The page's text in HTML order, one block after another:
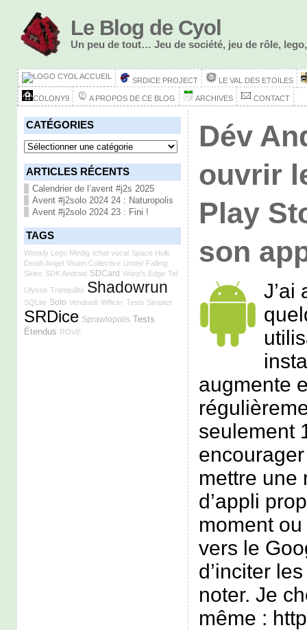
Le Blog de Cyol
Un peu de tout… Jeu de société, jeu de rôle,
ACCUEIL SRDICE PROJECT LE VAL DES ETOILES
COLONY9 A PROPOS DE CE BLOG ARCHIVES CONTACT
CATÉGORIES
Catégories
ARTICLES RÉCENTS
Calendrier de l’avent #j2s 2025
Avent #j2solo 2024 24 : Naturopolis
Avent #j2solo 2024 23 : Fini !
TAGS
Weekly Lego Minifig tchat vocal Space Hulk
Death Angel Vision Collective Under Falling
Skies SDK Android SDCard Warp's Edge Tel
Ulysse Tranquilité Shadowrun
SQLite Solo Vendredi Wflickr Tests Simples
SRDice Sprawlopolis Tests
Étendus ROVE
Dév
ouvrir
Play
son
J’ai
augmente
seulement
mettre une
d’appli
moment
vers le
d’inciter
noter. Je
même :